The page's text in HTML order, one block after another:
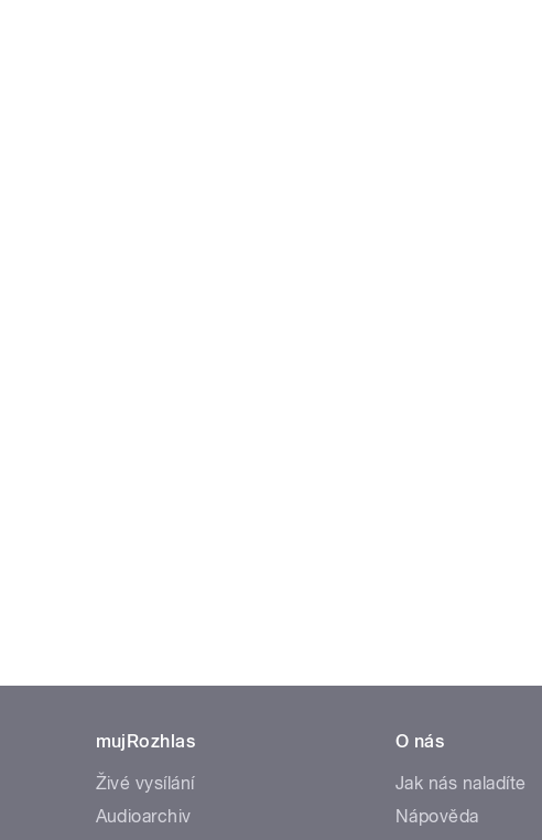
mujRozhlas
Živé vysílání
Audioarchiv
O nás
Jak nás naladíte
Nápověda